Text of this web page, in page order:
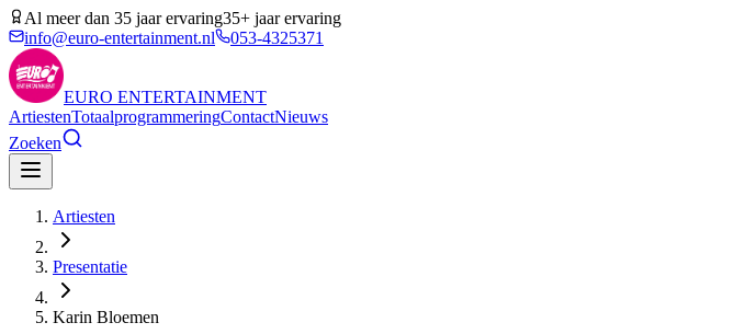
Al meer dan 35 jaar ervaring35+ jaar ervaring
info@euro-entertainment.nl
053-4325371
EURO ENTERTAINMENT
ArtiestenTotaalprogrammeringContactNieuws
Zoeken
Artiesten
Presentatie
Karin Bloemen